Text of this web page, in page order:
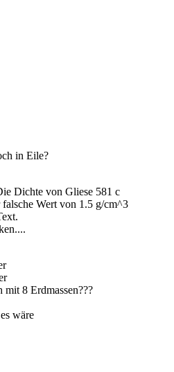
in Eile?
Dichte von Gliese 581 c
Wert von 1.5 g/cm^3
8 Erdmassen???
wäre